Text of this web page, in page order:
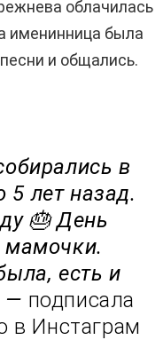
облачилась
именинница была
и общались.
в
5 лет назад.
🎂 День
есть и
— подписала
в Инстаграм